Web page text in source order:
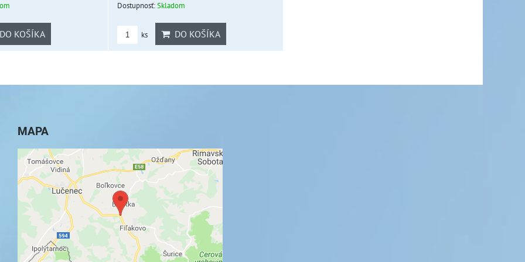
DO KOŠÍKA
Dostupnosť:Skladom
ks DO KOŠÍKA
MAPA
Externý obsah je blokovaný Voľbami
súkromia
Prajete si načítať externý obsah?
Povoliť tentokrát